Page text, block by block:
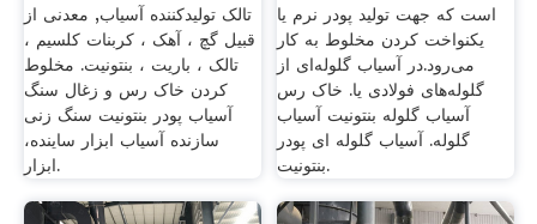
تالک تولیدکننده آسیاب, معدنی از
قبیل گچ ، آهک ، کربنات کلسیم ،
تالک ، باریت ، بنتونیت. مخلوط
کردن خاک رس و زغال سنگ
آسیاب پودر بنتونیت سنگ زنی
سازنده آسیاب ابزار ساینده،
ابزار.
است که جهت تولید پودر نرم یا
یکنواخت کردن مخلوط به کار
می‌رود.در آسیاب گلوله‌ای از
گلوله‌های فولادی یا. خاک رس
آسیاب گلوله بنتونیت آسیاب
گلوله. آسیاب گلوله ای پودر
بنتونیت.